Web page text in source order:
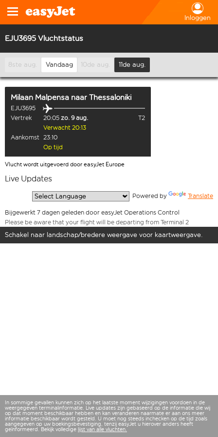
Inloggen
EJU3695 Vluchtstatus
8ste aug. Vandaag 10de aug. 11de aug.
Milaan Malpensa naar Thessaloniki
EJU3695
Vertrek
20:05 zo. 9 aug.
T2
Verwacht 20:13
Aankomst 23:10
Op tijd
Vlucht wordt uitgevoerd door easyJet Europe
Live Updates
Powered by Translate
Bijgewerkt 7 dagen geleden door easyJet Operations Control
Please be aware that your flight will be departing from Terminal 2
Schakel naar landschap/bredere weergave voor kaartweergave.
In sommige gevallen kunnen zich op het laatste moment wijzigingen voordoen in de
weergegeven terminalinformatie. Live updates zijn gebaseerd op de informatie die wij
op dat moment beschikbaar hebben en kan veranderen naarmate er aan ons meer
informatie beschikbaar wordt gesteld. U moet nog steeds inchecken op de tijd zoals
aangegeven op uw boekingsbevestiging, tenzij easyJet u hierover anders heeft
geïnformeerd. Bekijk volledige lijst van alle vluchten.